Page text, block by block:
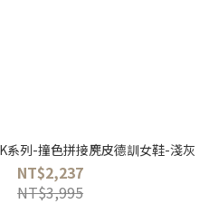
系列-撞色拼接麂皮德訓女鞋-淺灰
NT$2,237
NT$3,995